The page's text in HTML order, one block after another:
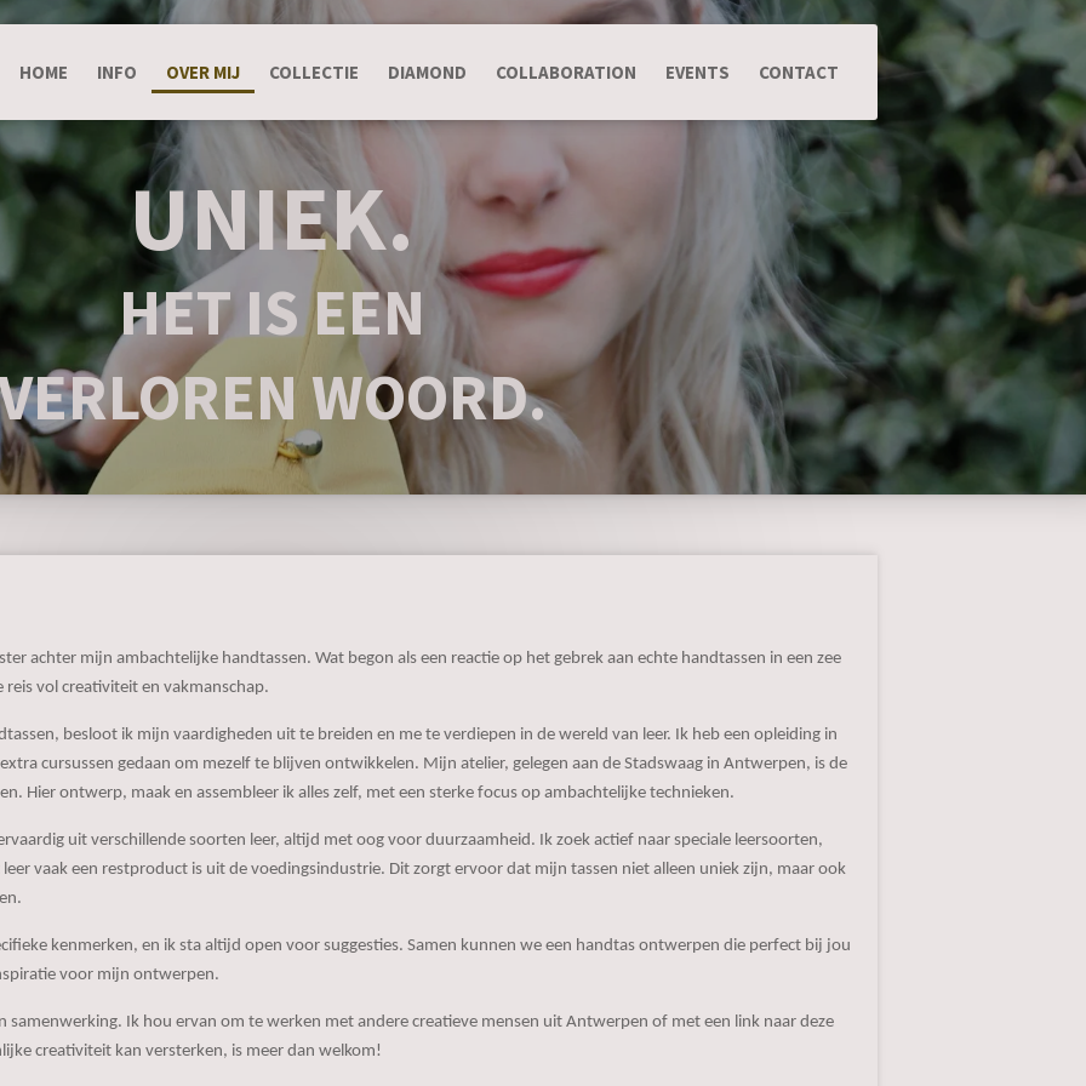
HOME INFO OVER MIJ COLLECTIE DIAMOND COLLABORATION EVENTS CONTACT
UNIEK.
HET IS EEN
WOORD.
achter mijn ambachtelijke handtassen. Wat begon als een reactie op het gebrek aan echte handtassen in een zee
vol creativiteit en vakmanschap.
besloot ik mijn vaardigheden uit te breiden en me te verdiepen in de wereld van leer. Ik heb een opleiding in
cursussen gedaan om mezelf te blijven ontwikkelen. Mijn atelier, gelegen aan de Stadswaag in Antwerpen, is de
Hier ontwerp, maak en assembleer ik alles zelf, met een sterke focus op ambachtelijke technieken.
uit verschillende soorten leer, altijd met oog voor duurzaamheid. Ik zoek actief naar speciale leersoorten,
vaak een restproduct is uit de voedingsindustrie. Dit zorgt ervoor dat mijn tassen niet alleen uniek zijn, maar ook
kenmerken, en ik sta altijd open voor suggesties. Samen kunnen we een handtas ontwerpen die perfect bij jou
voor mijn ontwerpen.
samenwerking. Ik hou ervan om te werken met andere creatieve mensen uit Antwerpen of met een link naar deze
creativiteit kan versterken, is meer dan welkom!